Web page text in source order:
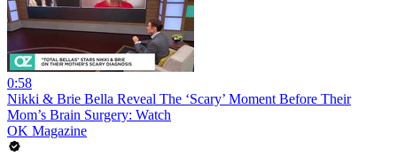
0:58
Nikki & Brie Bella Reveal The ‘Scary’ Moment Before Their
Mom’s Brain Surgery: Watch
OK Magazine